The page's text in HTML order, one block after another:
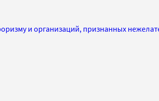
и организаций, признанных